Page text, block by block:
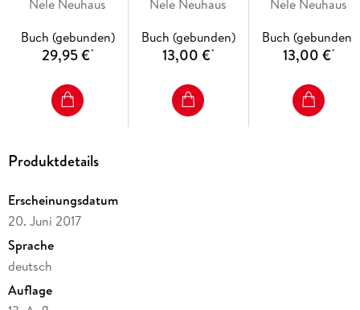
Nele Neuhaus
Buch (gebunden)
29,95 €*
deinen Traum
Nele Neuhaus
Buch (gebunden)
13,00 €*
letzter Sekunde
Nele Neuhaus
Buch (gebunden)
13,00 €*
Produktdetails
Erscheinungsdatum
20. Juni 2017
Sprache
deutsch
Auflage